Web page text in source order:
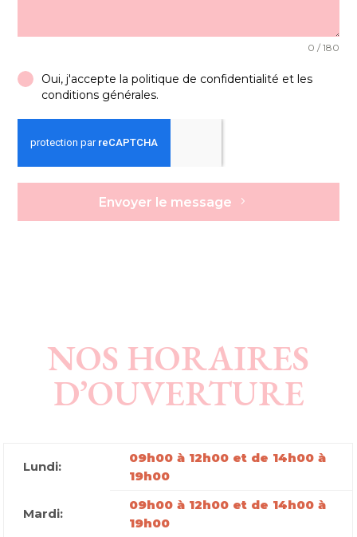
0 / 180
Oui, j'accepte la politique de confidentialité et les
conditions générales.
Envoyer le message
NOS HORAIRES
D’OUVERTURE
Lundi:
09h00 à 12h00 et de 14h00 à
19h00
Mardi:
09h00 à 12h00 et de 14h00 à
19h00